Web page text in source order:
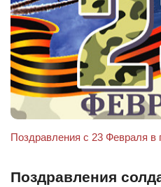
Поздравления с 23 Февраля в
Поздравления